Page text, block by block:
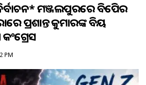
ମଞ୍ଜଲପୁରରେ ବିଜେପିର
ପ୍ରଶାନ୍ତ କୁମାରଙ୍କ ବିଜୟ
PM